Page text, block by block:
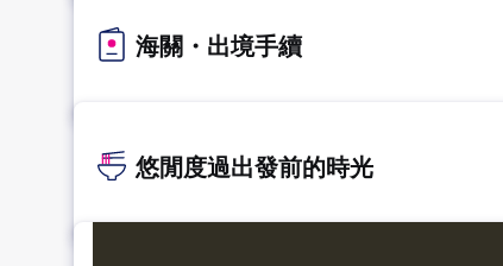
海關・出境手續
悠閒度過出發前的時光